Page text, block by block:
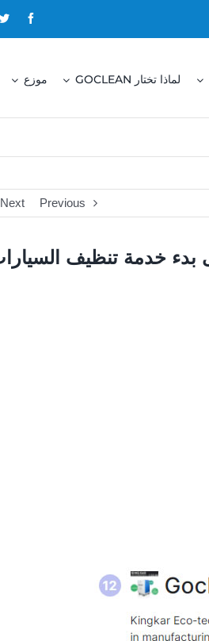
لماذا تختار GOCLEAN موزع
Previous
Next